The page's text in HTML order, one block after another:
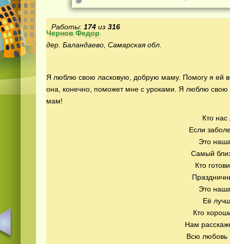
Работы: 174 из 316
Чернов Федор
дер. Баландаево, Самарская обл.
Я люблю свою ласковую, добрую маму. Помогу я ей
она, конечно, поможет мне с уроками. Я люблю
мам!
Кто нас
Если
Это
Самый
Кто
Это
Её
Кто
Нам
Всю любовь